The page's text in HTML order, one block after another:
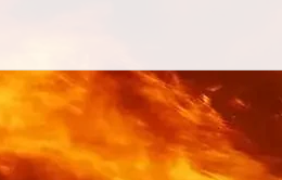
springen
Freiwillige Feuerwehr
Wohlfahrts